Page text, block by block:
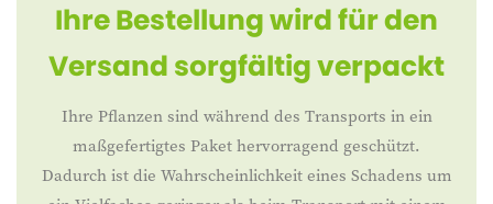
Ihre Bestellung wird für den
Versand sorgfältig verpackt
Ihre Pflanzen sind während des Transports in ein
maßgefertigtes Paket hervorragend geschützt.
Dadurch ist die Wahrscheinlichkeit eines Schadens um